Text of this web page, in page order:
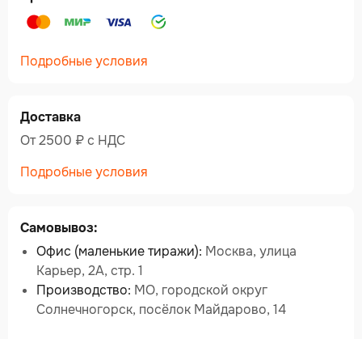
Подробные условия
Доставка
От 2500 ₽ c НДС
Подробные условия
Самовывоз:
Офис (маленькие тиражи): Москва, улица
Карьер, 2А, стр. 1
Производство: МО, городской округ
Солнечногорск, посёлок Майдарово, 14